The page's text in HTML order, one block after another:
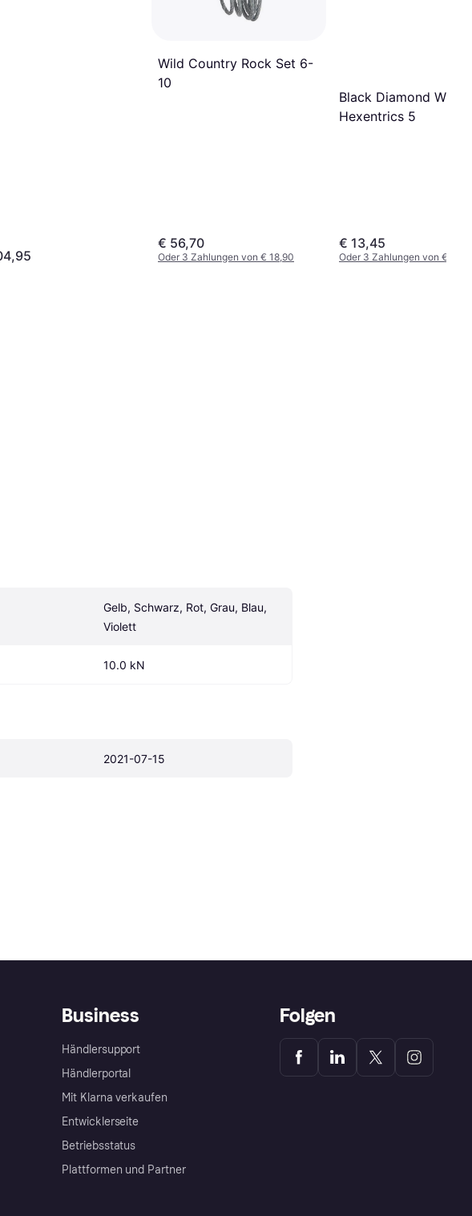
Wild Country Rock Set 6-
10
€ 56,70
Oder 3 Zahlungen von € 18,90
Black Diamond Wired
Hexentrics 5
€ 13,45
Oder 3 Zahlungen von € 4,48
Gelb, Schwarz, Rot, Grau, Blau,
Violett
10.0 kN
2021-07-15
Business
Händlersupport
Händlerportal
Mit Klarna verkaufen
Entwicklerseite
Betriebsstatus
Plattformen und Partner
Folgen